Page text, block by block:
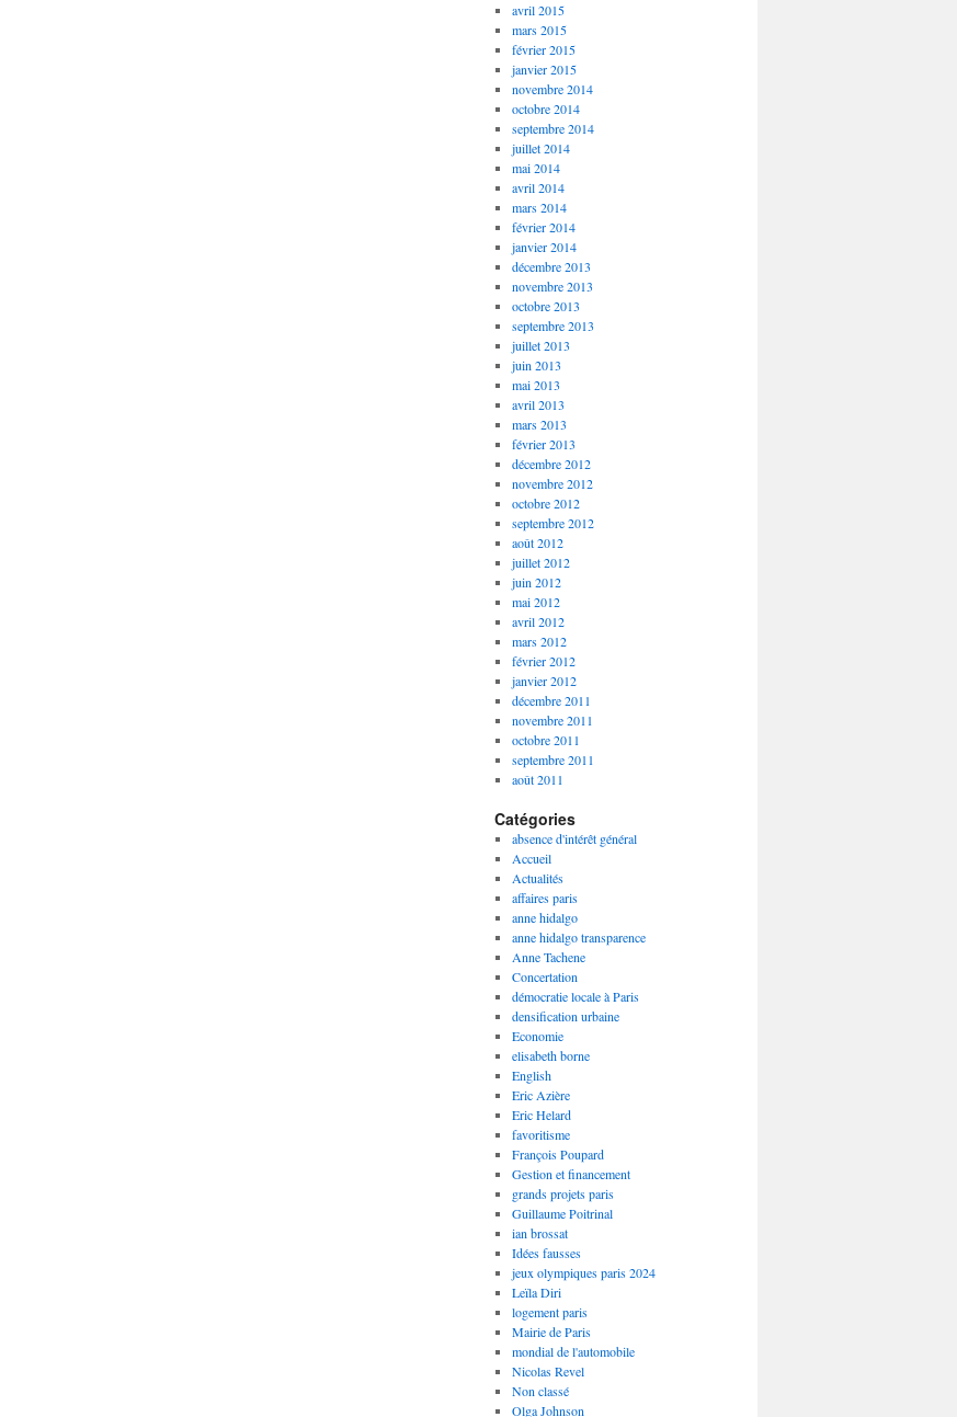
avril 2015
mars 2015
février 2015
janvier 2015
novembre 2014
octobre 2014
septembre 2014
juillet 2014
mai 2014
avril 2014
mars 2014
février 2014
janvier 2014
décembre 2013
novembre 2013
octobre 2013
septembre 2013
juillet 2013
juin 2013
mai 2013
avril 2013
mars 2013
février 2013
décembre 2012
novembre 2012
octobre 2012
septembre 2012
août 2012
juillet 2012
juin 2012
mai 2012
avril 2012
mars 2012
février 2012
janvier 2012
décembre 2011
novembre 2011
octobre 2011
septembre 2011
août 2011
Catégories
absence d'intérêt général
Accueil
Actualités
affaires paris
anne hidalgo
anne hidalgo transparence
Anne Tachene
Concertation
démocratie locale à Paris
densification urbaine
Economie
elisabeth borne
English
Eric Azière
Eric Helard
favoritisme
François Poupard
Gestion et financement
grands projets paris
Guillaume Poitrinal
ian brossat
Idées fausses
jeux olympiques paris 2024
Leïla Diri
logement paris
Mairie de Paris
mondial de l'automobile
Nicolas Revel
Non classé
Olga Johnson